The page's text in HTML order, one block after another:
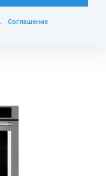
Соглашение